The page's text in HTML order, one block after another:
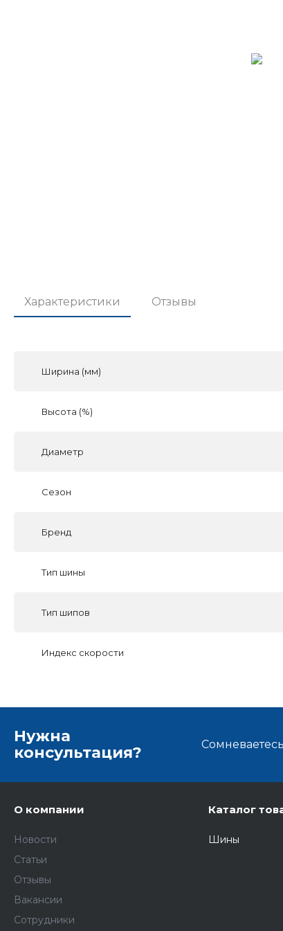
Характеристики Отзывы
Ширина (мм)
Высота (%)
Диаметр
Сезон
Бренд
Тип шины
Тип шипов
Индекс скорости
Нужна
консультация?
О компании
Новости
Статьи
Отзывы
Вакансии
Сотрудники
Каталог
Шины